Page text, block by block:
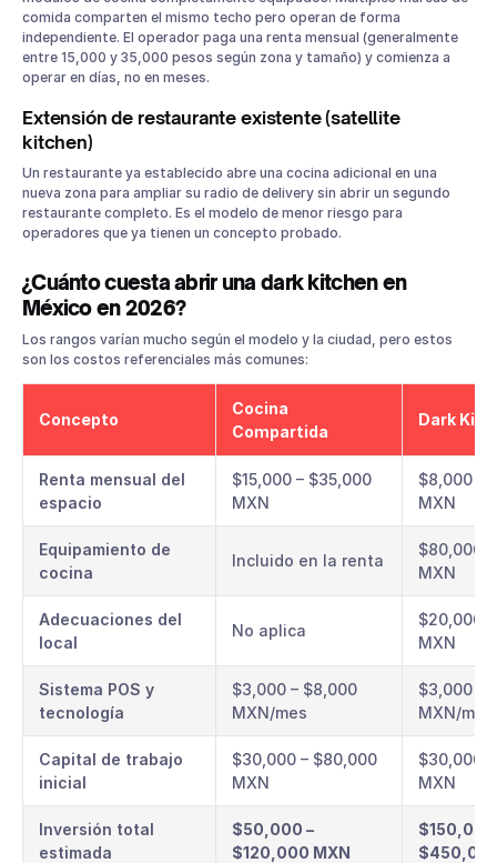
comida comparten el mismo techo pero operan de forma
independiente. El operador paga una renta mensual (generalmente
entre 15,000 y 35,000 pesos según zona y tamaño) y comienza a
operar en días, no en meses.
Extensión de restaurante existente (satellite
kitchen)
Un restaurante ya establecido abre una cocina adicional en una
nueva zona para ampliar su radio de delivery sin abrir un segundo
restaurante completo. Es el modelo de menor riesgo para
operadores que ya tienen un concepto probado.
¿Cuánto cuesta abrir una dark kitchen en
México en 2026?
Los rangos varían mucho según el modelo y la ciudad, pero estos
son los costos referenciales más comunes:
Concepto
Cocina
Compartida
Dark
Renta mensual del
espacio
$15,000 – $35,000
MXN
$8,000 –
MXN
Equipamiento de
cocina
Incluido en la renta
$80,000
MXN
Adecuaciones del
local
No aplica
$20,000
MXN
Sistema POS y
tecnología
$3,000 – $8,000
MXN/mes
$3,000 –
MXN/mes
Capital de trabajo
inicial
$30,000 – $80,000
MXN
$30,000
MXN
Inversión total
estimada
$50,000 –
$120,000 MXN
$150,000